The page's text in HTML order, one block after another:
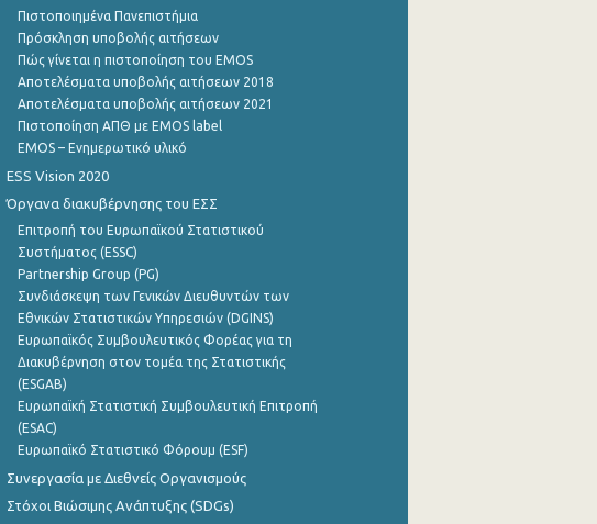
Πιστοποιημένα Πανεπιστήμια
Πρόσκληση υποβολής αιτήσεων
Πώς γίνεται η πιστοποίηση του EMOS
Αποτελέσματα υποβολής αιτήσεων 2018
Αποτελέσματα υποβολής αιτήσεων 2021
Πιστοποίηση ΑΠΘ με EMOS label
EMOS – Ενημερωτικό υλικό
ESS Vision 2020
Όργανα διακυβέρνησης του ΕΣΣ
Επιτροπή του Ευρωπαϊκού Στατιστικού
Συστήματος (ESSC)
Partnership Group (PG)
Συνδιάσκεψη των Γενικών Διευθυντών των
Εθνικών Στατιστικών Υπηρεσιών (DGINS)
Ευρωπαϊκός Συμβουλευτικός Φορέας για τη
Διακυβέρνηση στον τομέα της Στατιστικής
(ESGAB)
Ευρωπαϊκή Στατιστική Συμβουλευτική Επιτροπή
(ESAC)
Ευρωπαϊκό Στατιστικό Φόρουμ (ESF)
Συνεργασία με Διεθνείς Οργανισμούς
Στόχοι Βιώσιμης Ανάπτυξης (SDGs)